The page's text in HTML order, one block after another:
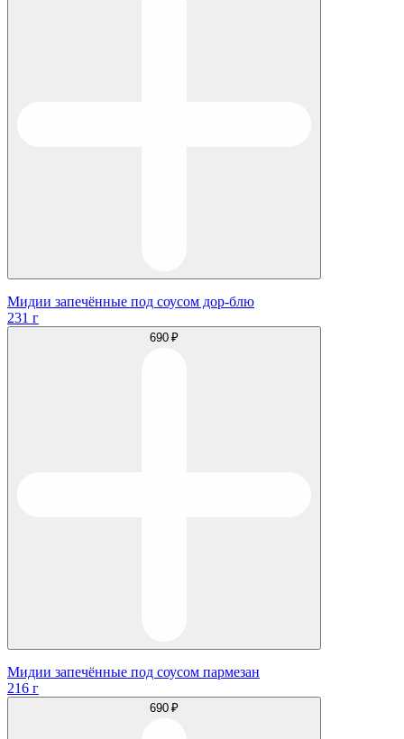
Мидии запечённые под соусом дор-блю
231 г
690 ₽
Мидии запечённые под соусом пармезан
216 г
690 ₽